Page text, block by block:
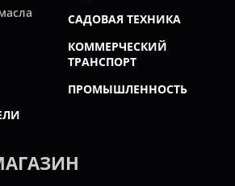
САДОВАЯ ТЕХНИКА
КОММЕРЧЕСКИЙ
ТРАНСПОРТ
ПРОМЫШЛЕННОСТЬ